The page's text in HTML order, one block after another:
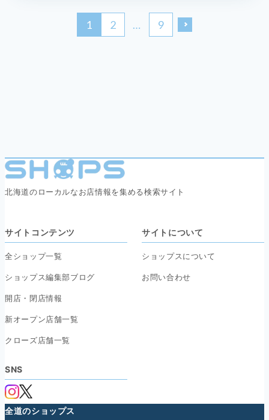
1 2 … 9
北海道のローカルなお店情報を集める検索サイト
サイトコンテンツ
全ショップ一覧
ショップス編集部ブログ
開店・閉店情報
新オープン店舗一覧
クローズ店舗一覧
サイトについて
ショップスについて
お問い合わせ
SNS
全道のショップス